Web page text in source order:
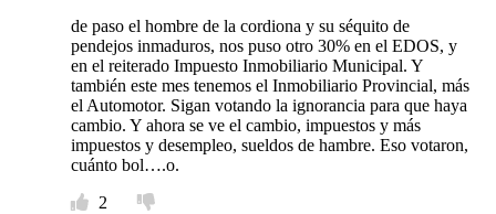
de paso el hombre de la cordiona y su séquito de
pendejos inmaduros, nos puso otro 30% en el EDOS, y
en el reiterado Impuesto Inmobiliario Municipal. Y
también este mes tenemos el Inmobiliario Provincial, más
el Automotor. Sigan votando la ignorancia para que haya
cambio. Y ahora se ve el cambio, impuestos y más
impuestos y desempleo, sueldos de hambre. Eso votaron,
cuánto bol….o.
2